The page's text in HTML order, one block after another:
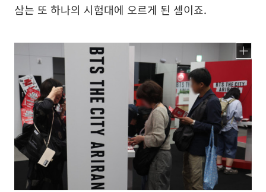
삼는 또 하나의 시험대에 오르게 된 셈이죠.